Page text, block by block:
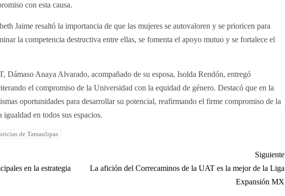
con esta causa.
Jaime resaltó la importancia de que las mujeres se autovaloren y se prioricen para
la competencia destructiva entre ellas, se fomenta el apoyo mutuo y se fortalece el
Anaya Alvarado, acompañado de su esposa, Isolda Rendón, entregó
el compromiso de la Universidad con la equidad de género. Destacó que en la
oportunidades para desarrollar su potencial, reafirmando el firme compromiso de la
en todos sus espacios.
de Tamaulipas
en la estrategia
Siguiente
La afición del Correcaminos de la UAT es la mejor de la Liga
Expansión MX